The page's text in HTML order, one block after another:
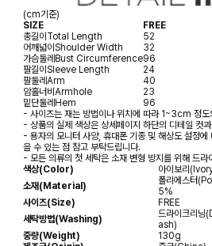
(cm기준)
SIZE
FREE
총길이Total Length
52
어깨넓이Shoulder Width
32
가슴둘레Bust Circumference96
팔길이Sleeve Length
24
팔둘레Arm
40
암홀너비Armhole
23
밑단둘레Hem
96
- 사이즈는 재는 방법이나 위치에 따라 1~3cm 정도
- 상품의 실제 색상은 상세페이지 하단의 디테일 컷
- 용자의 모니터 사양, 휴대폰 기종 및 해상도 설정에
을 수 있는 점 참고 부탁드립니다.
- 모든 의류의 첫 세탁은 소재 변형 방지를 위해 드라
색상(Color)
아이보리
소재(Material)
폴리에스터
5%
사이즈(Size)
FREE
세탁방법(Washing)
드라이크리
ash)
중량(Weight)
130g